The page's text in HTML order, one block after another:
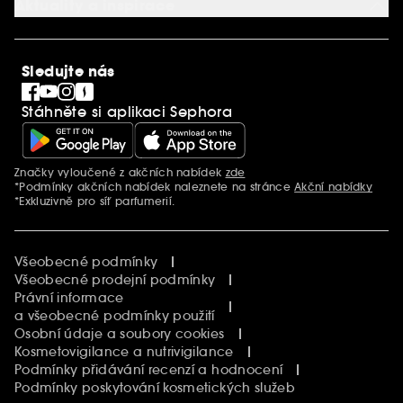
SEPHORiA
Blog Sephora
Singles´ Day
Black Friday
Cyber Monday
Vánoce
Sledujte nás
Stáhněte si aplikaci Sephora
Další informace
Značky vyloučené z akčních nabídek zde
*Podmínky akčních nabídek naleznete na stránceAkční nabídky
*Exkluzivně pro síť parfumerií.
Všeobecné podmínky
Všeobecné prodejní podmínky
Právní informace
a všeobecné podmínky použití
Osobní údaje a soubory cookies
Kosmetovigilance a nutrivigilance
Podmínky přidávání recenzí a hodnocení
Podmínky poskytování kosmetických služeb